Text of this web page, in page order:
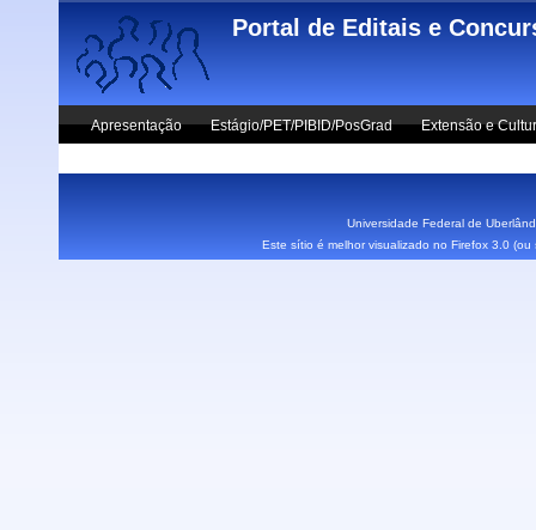
Skip to main content
Portal de Editais e
Apresentação Estágio/PET/PIBID/PosGrad Extensão e
Universidade Federal de
Este sítio é melhor visualizado no Firefox 3.0